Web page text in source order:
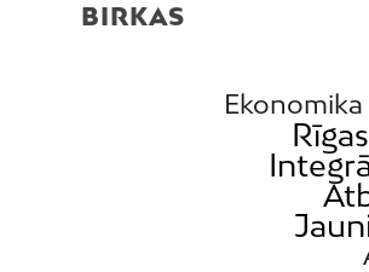
BIRKAS
Ekonomika